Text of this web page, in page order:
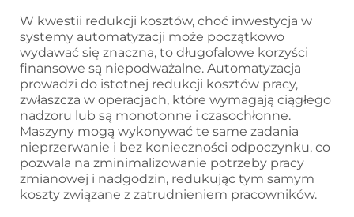
W kwestii redukcji kosztów, choć inwestycja w
systemy automatyzacji może początkowo
wydawać się znaczna, to długofalowe korzyści
finansowe są niepodważalne. Automatyzacja
prowadzi do istotnej redukcji kosztów pracy,
zwłaszcza w operacjach, które wymagają ciągłego
nadzoru lub są monotonne i czasochłonne.
Maszyny mogą wykonywać te same zadania
nieprzerwanie i bez konieczności odpoczynku, co
pozwala na zminimalizowanie potrzeby pracy
zmianowej i nadgodzin, redukując tym samym
koszty związane z zatrudnieniem pracowników.